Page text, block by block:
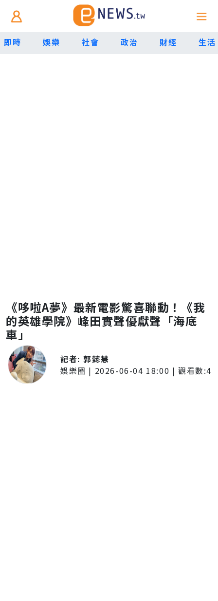
即時 娛樂 社會 政治 財經 生活
《哆啦A夢》最新電影驚喜聯動！《我
的英雄學院》峰田實聲優獻聲「海底
車」
記者:郭懿慧
娛樂圈 | 2026-06-04 18:00 | 觀看數:4